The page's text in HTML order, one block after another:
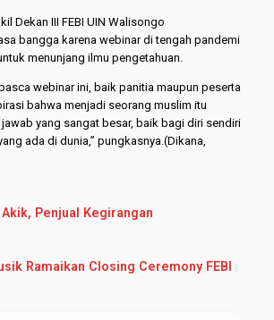
Dekan III FEBI UIN Walisongo
bangga karena webinar di tengah pandemi
menunjang ilmu pengetahuan.
webinar ini, baik panitia maupun peserta
bahwa menjadi seorang muslim itu
yang sangat besar, baik bagi diri sendiri
ada di dunia,” pungkasnya.(Dikana,
Penjual Kegirangan
Ramaikan Closing Ceremony FEBI